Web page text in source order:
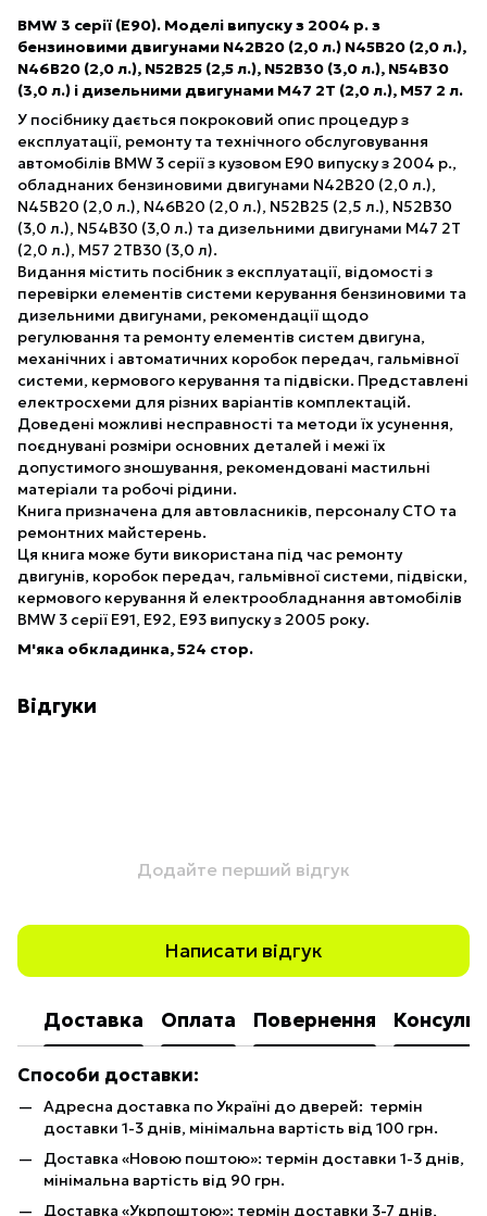
BMW 3 серії (Е90). Моделі випуску з 2004 р. з
бензиновими двигунами N42B20 (2,0 л.) N45B20 (2,0 л.),
N46B20 (2,0 л.), N52B25 (2,5 л.), N52B30 (3,0 л.), N54B30
(3,0 л.) і дизельними двигунами М47 2T (2,0 л.), М57 2 л.
У посібнику дається покроковий опис процедур з
експлуатації, ремонту та технічного обслуговування
автомобілів BMW 3 серії з кузовом Е90 випуску з 2004 р.,
обладнаних бензиновими двигунами N42B20 (2,0 л.),
N45B20 (2,0 л.), N46B20 (2,0 л.), N52B25 (2,5 л.), N52B30
(3,0 л.), N54B30 (3,0 л.) та дизельними двигунами М47 2T
(2,0 л.), М57 2ТВ30 (3,0 л).
Видання містить посібник з експлуатації, відомості з
перевірки елементів системи керування бензиновими та
дизельними двигунами, рекомендації щодо
регулювання та ремонту елементів систем двигуна,
механічних і автоматичних коробок передач, гальмівної
системи, кермового керування та підвіски. Представлені
електросхеми для різних варіантів комплектацій.
Доведені можливі несправності та методи їх усунення,
поєднувані розміри основних деталей і межі їх
допустимого зношування, рекомендовані мастильні
матеріали та робочі рідини.
Книга призначена для автовласників, персоналу СТО та
ремонтних майстерень.
Ця книга може бути використана під час ремонту
двигунів, коробок передач, гальмівної системи, підвіски,
кермового керування й електрообладнання автомобілів
BMW 3 серії Е91, Е92, Е93 випуску з 2005 року.
М'яка обкладинка, 524 стор.
Відгуки
Додайте перший відгук
Написати відгук
Доставка Оплата Повернення
Способи доставки:
Адресна доставка по Україні до дверей: термін
доставки 1-3 днів, мінімальна вартість від 100 грн.
Доставка «Новою поштою»: термін доставки 1-3 днів,
мінімальна вартість від 90 грн.
Доставка «Укрпоштою»: термін доставки 3-7 днів,